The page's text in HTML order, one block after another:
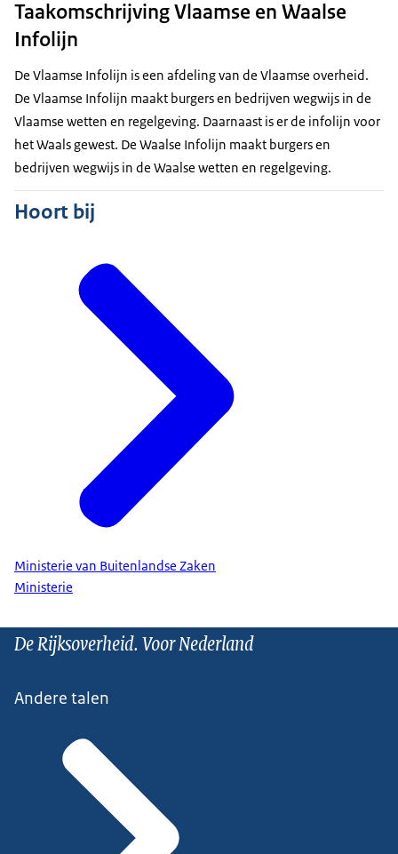
Taakomschrijving Vlaamse en Waalse
Infolijn
De Vlaamse Infolijn is een afdeling van de Vlaamse overheid.
De Vlaamse Infolijn maakt burgers en bedrijven wegwijs in de
Vlaamse wetten en regelgeving. Daarnaast is er de infolijn voor
het Waals gewest. De Waalse Infolijn maakt burgers en
bedrijven wegwijs in de Waalse wetten en regelgeving.
Hoort bij
Ministerie van Buitenlandse Zaken
Ministerie
De Rijksoverheid. Voor Nederland
Andere talen